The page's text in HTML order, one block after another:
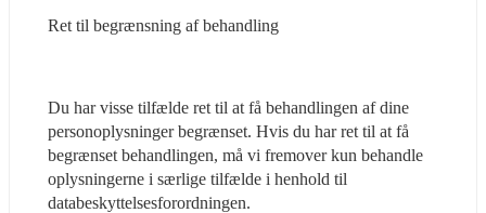
Ret til begrænsning af behandling
Du har visse tilfælde ret til at få behandlingen af dine
personoplysninger begrænset. Hvis du har ret til at få
begrænset behandlingen, må vi fremover kun behandle
oplysningerne i særlige tilfælde i henhold til
databeskyttelsesforordningen.